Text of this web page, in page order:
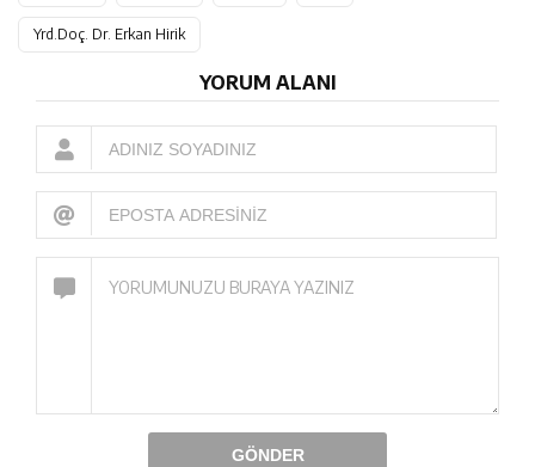
Yrd.Doç. Dr. Erkan Hirik
YORUM ALANI
GÖNDER